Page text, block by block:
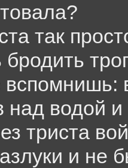
так
вспомнишь:
над водой и
триста
и не